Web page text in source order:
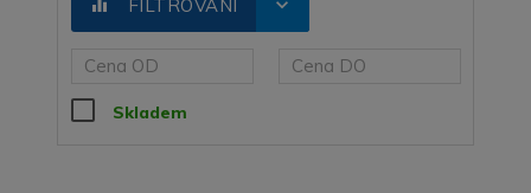
equalizer FILTROVÁNÍ
Skladem